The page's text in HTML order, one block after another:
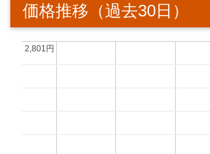
価格推移（過去30日）
2,801円
2,801円